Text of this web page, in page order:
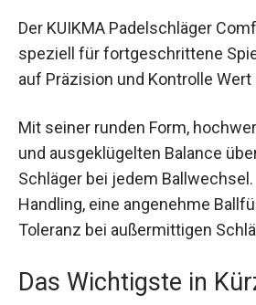
Der KUIKMA Padelschläger
speziell für fortgeschrittene
die auf Präzision und Kontrolle
Mit seiner runden Form,
und ausgeklügelten Balance
Schläger bei jedem
gutes Handling, eine
hohe Toleranz bei außermittigen
Das Wichtigste in